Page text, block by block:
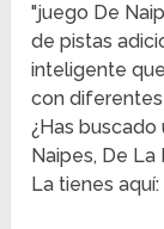
"juego De
de pistas
inteligente
con
¿Has
Naipes, De La
La tienes aquí: